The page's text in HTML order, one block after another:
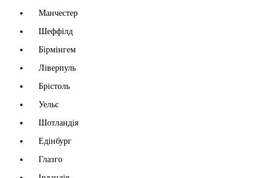
Манчестер
Шеффілд
Бірмінгем
Ліверпуль
Брістоль
Уельс
Шотландія
Едінбург
Глазго